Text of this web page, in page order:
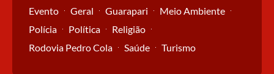
Evento
Geral Guarapari
Meio Ambiente
Polícia
Política
Religião
Rodovia Pedro Cola
Saúde Turismo